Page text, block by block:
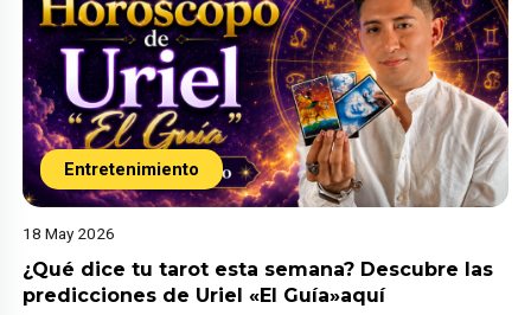
Entretenimiento
18 May 2026
¿Qué dice tu tarot esta semana? Descubre las
predicciones de Uriel «El Guía»aquí